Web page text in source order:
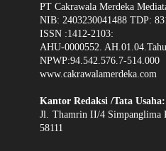
PT Cakrawala Merdeka
NIB: 2403230041488 TDP:
ISSN :1412-2103:
AHU-0000552.
NPWP:94.542.576.7-514.000
www.cakrawalamerdeka.com
Kantor Redaksi /Tata Usaha:
Jl. Thamrin II/4 Simpanglima
58111